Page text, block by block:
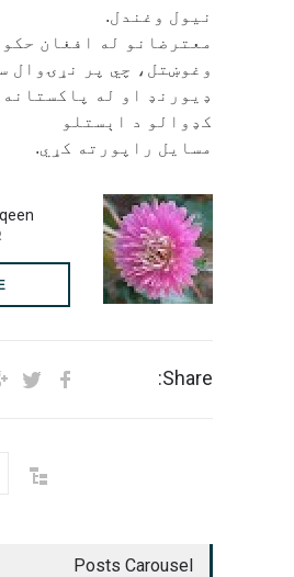
نیول وغندل.
معترضانو له افغان
وغوښتل، چي پر نړۍوال
ډیورنډ او له
کډوالو د اېستلو
مسایل راپورته کړي.
Share:
Posts Carousel